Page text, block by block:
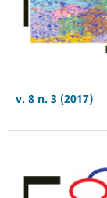
v. 8 n. 3 (2017)